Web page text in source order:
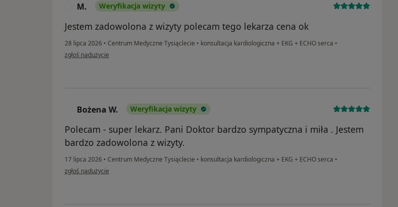
M. Weryfikacja wizyty
Jestem zadowolona z wizyty polecam tego lekarza cena ok
28 lipca 2026 • Centrum Medyczne Tysiąclecie • konsultacja kardiologiczna + EKG + ECHO serca •
w opinii użytkownika M.
zgłoś nadużycie
Bożena W. Weryfikacja wizyty
Polecam - super lekarz. Pani Doktor bardzo sympatyczna i miła . Jestem
bardzo zadowolona z wizyty.
17 lipca 2026 • Centrum Medyczne Tysiąclecie • konsultacja kardiologiczna + EKG + ECHO serca •
w opinii użytkownika Bożena W.
zgłoś nadużycie